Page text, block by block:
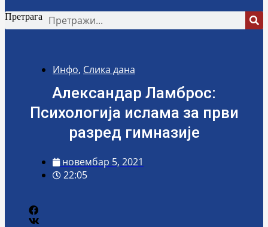
Претрага
Инфо, Слика дана
Александар Ламброс:
Психологија ислама за први
разред гимназије
новембар 5, 2021
22:05